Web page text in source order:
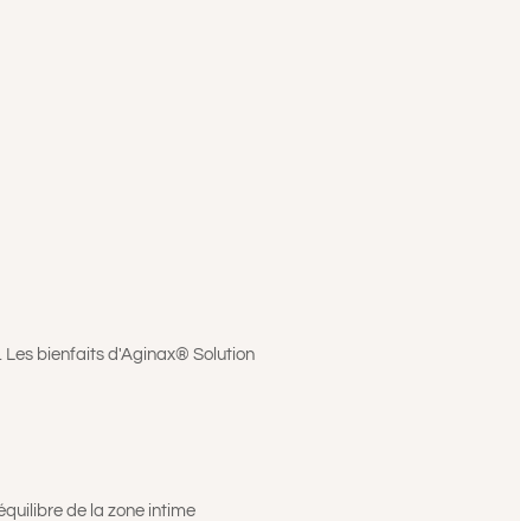
Les bienfaits d'Aginax® Solution
de la zone intime